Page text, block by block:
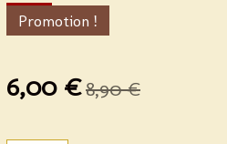
Promotion !
6,00 €8,90 €